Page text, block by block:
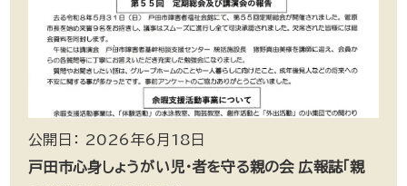
公開日： 2026年6月18日
戸田市心身しょうがい児・者を守る親の会 広報誌「親